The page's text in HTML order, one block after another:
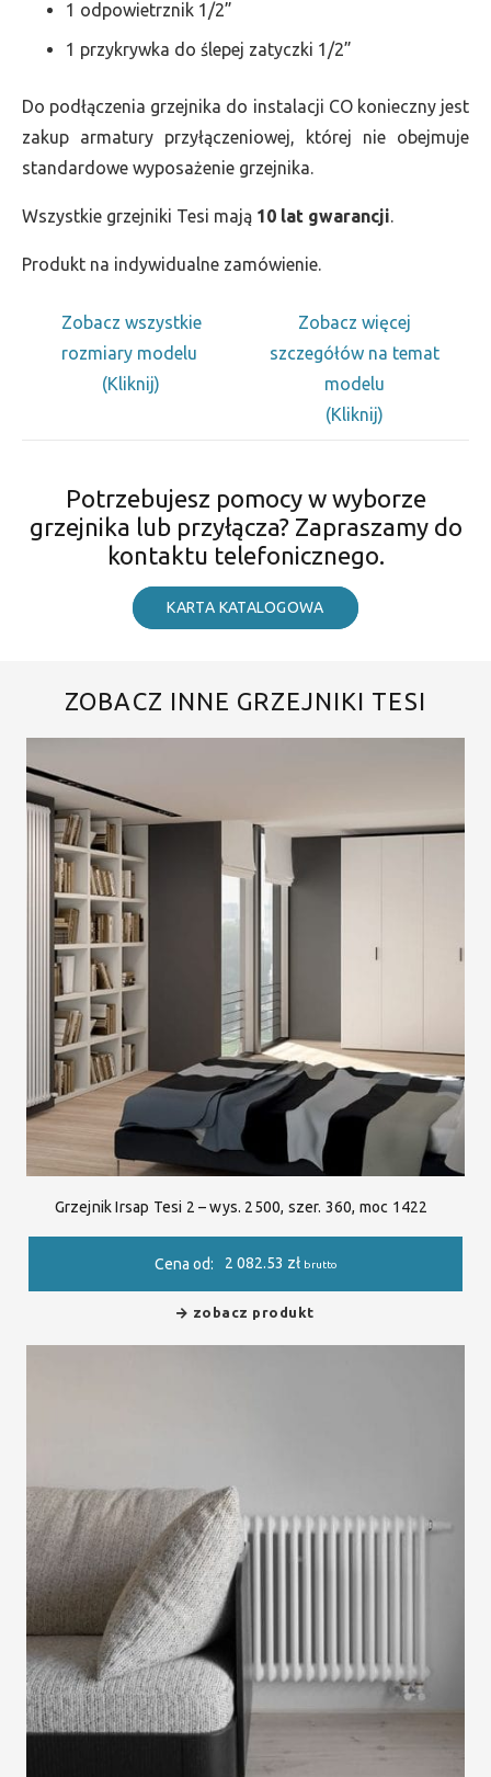
1 odpowietrznik 1/2”
1 przykrywka do ślepej zatyczki 1/2”
Do podłączenia grzejnika do instalacji CO konieczny jest
zakup armatury przyłączeniowej, której nie obejmuje
standardowe wyposażenie grzejnika.
Wszystkie grzejniki Tesi mają 10 lat gwarancji.
Produkt na indywidualne zamówienie.
Zobacz wszystkie
rozmiary modelu
(Kliknij)
Zobacz więcej
szczegółów na temat
modelu
(Kliknij)
Potrzebujesz pomocy w wyborze
grzejnika lub przyłącza? Zapraszamy do
kontaktu telefonicznego.
KARTA KATALOGOWA
ZOBACZ INNE GRZEJNIKI TESI
Grzejnik Irsap Tesi 2 – wys. 2500, szer. 360, moc 1422
Cena od: 2 082.53 zł brutto
zobacz produkt